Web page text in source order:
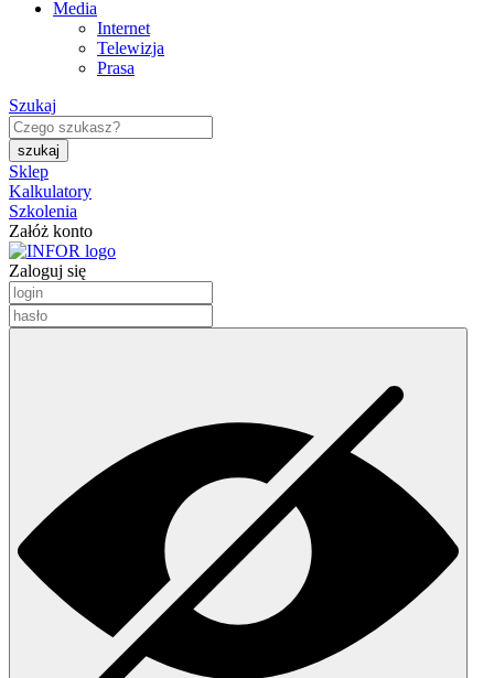
Media
Internet
Telewizja
Prasa
Szukaj
Sklep
Kalkulatory
Szkolenia
Załóż konto
Zaloguj się